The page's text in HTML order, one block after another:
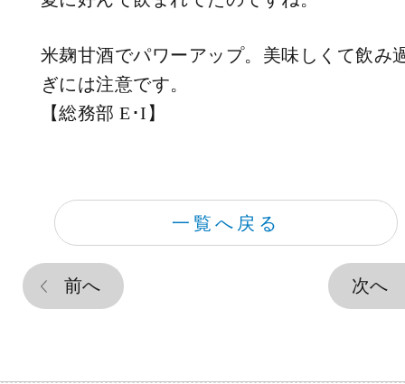
米麹甘酒でパワーアップ。美味しくて飲み
ぎには注意です。
【総務部 E･I】
前へ
一覧へ戻る
次へ